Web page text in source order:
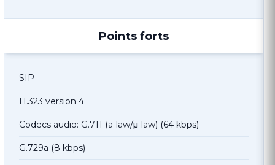
Points forts
SIP
H.323 version 4
Codecs audio: G.711 (a-law/μ-law) (64 kbps)
G.729a (8 kbps)